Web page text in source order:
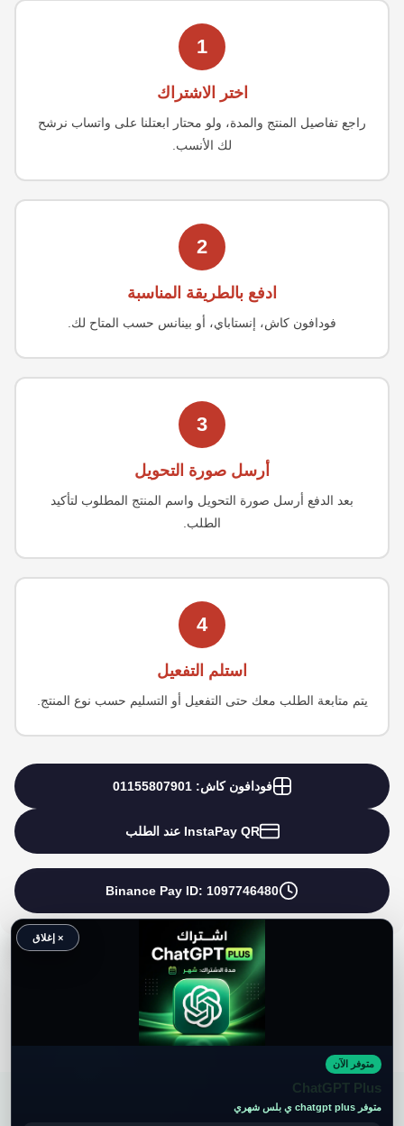
1
اختر الاشتراك
راجع تفاصيل المنتج والمدة، ولو محتار ابعتلنا على واتساب نرشح
لك الأنسب.
2
ادفع بالطريقة المناسبة
فودافون كاش، إنستاباي، أو بينانس حسب المتاح لك.
3
أرسل صورة التحويل
بعد الدفع أرسل صورة التحويل واسم المنتج المطلوب لتأكيد
الطلب.
4
استلم التفعيل
يتم متابعة الطلب معك حتى التفعيل أو التسليم حسب نوع المنتج.
فودافون كاش: 01155807901
InstaPay QR عند الطلب
Binance Pay ID: 1097746480
حقوق النشر محفوظة لموقع ويكي موب
× إغلاق
متوفر الآن
ChatGPT Plus
متوفر chatgpt plus ي بلس شهري